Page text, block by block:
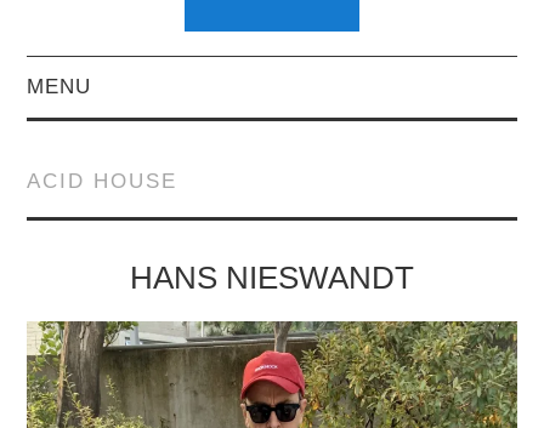
MENU
ACID HOUSE
HANS NIESWANDT